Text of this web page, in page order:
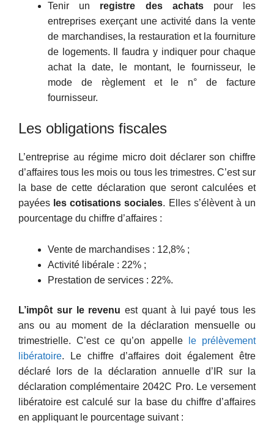
Tenir un registre des achatspour les
entreprises exerçant une activité dans la vente
de marchandises, la restauration et la fourniture
de logements. Il faudra y indiquer pour chaque
achat la date, le montant, le fournisseur, le
mode de règlement et le n° de facture
fournisseur.
Les obligations fiscales
L’entreprise au régime micro doit déclarer son chiffre
d’affaires tous les mois ou tous les trimestres. C’est sur
la base de cette déclaration que seront calculées et
payées les cotisations sociales. Elles s’élèvent à un
pourcentage du chiffre d’affaires :
Vente de marchandises : 12,8% ;
Activité libérale : 22% ;
Prestation de services : 22%.
L’impôt sur le revenu est quant à lui payé tous les
ans ou au moment de la déclaration mensuelle ou
trimestrielle. C’est ce qu’on appelle
le prélèvement
libératoire. Le chiffre d’affaires doit également être
déclaré lors de la déclaration annuelle d’IR sur la
déclaration complémentaire 2042C Pro. Le versement
libératoire est calculé sur la base du chiffre d’affaires
en appliquant le pourcentage suivant :